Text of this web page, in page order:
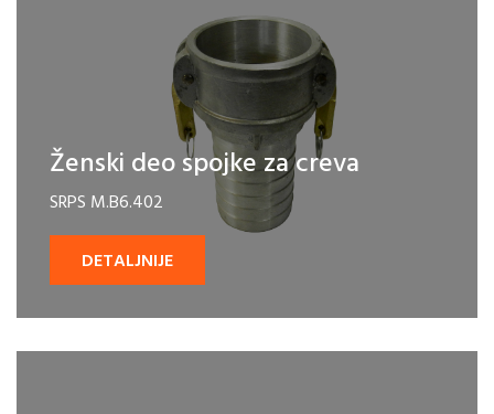
Ženski deo spojke za creva
SRPS M.B6.402
DETALJNIJE